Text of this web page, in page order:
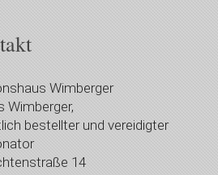
Wimberger
Wimberger,
bestellter und vereidigter
14